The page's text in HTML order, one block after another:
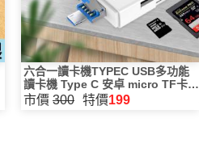
六合一讀卡機TYPEC USB多功能
讀卡機 Type C 安卓 micro TF卡 S
D卡 支援 OTG 轉接器
市價 300 特價199